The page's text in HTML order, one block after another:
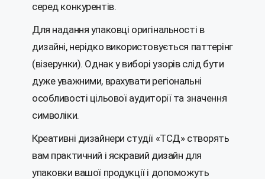
серед конкурентів.
Для надання упаковці оригінальності в
дизайні, нерідко використовується паттерінг
(візерунки). Однак у виборі узорів слід бути
дуже уважними, врахувати регіональні
особливості цільової аудиторії та значення
символіки.
Креативні дизайнери студії «ТСД» створять
вам практичний і яскравий дизайн для
упаковки вашої продукції і допоможуть